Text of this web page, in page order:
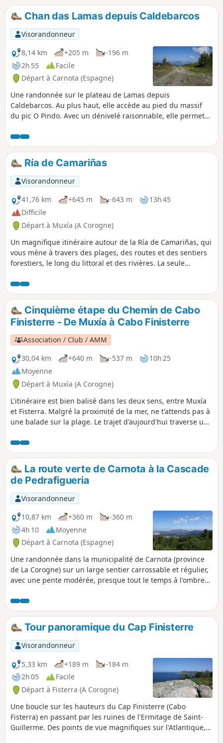
terre. Dans la descente du Monte Aro, on peut profiter de
belles vues sur la vallée de Xallas, notamment sur le grand
lac artificiel de Fervenza.
Chan das Lamas depuis Caldebarcos
Visorandonneur
8,14 km
+205 m
-196 m
2h 55
Facile
Départ à Carnota (Espagne)
Une randonnée sur le plateau de Lamas depuis
Caldebarcos. Au plus haut, elle accède au pied du massif
du pic O Pindo. Avec un dénivelé raisonnable, elle permet
aussi de nombreuses perspectives sur la Plage de Carnota,
les Isles Lobeira, Ezaro, la Ria de Corcubion et le Cap
Finisterre.
Ría de Camariñas
Visorandonneur
41,76 km
+645 m -643 m
13h 45
Difficile
Départ à Muxía (A Corogne)
Un magnifique itinéraire autour de la Ría de Camariñas, qui
vous mène à travers des plages, des routes et des sentiers
forestiers, le long du littoral et des rivières. La seule
montées raides à franchir.
Cinquième étape du Chemin de Cabo
Finisterre - De Muxía à Cabo Finisterre
Association / Club / AMM
30,04 km
+640 m -537 m
10h 25
Moyenne
Départ à Muxía (A Corogne)
L'itinéraire est bien balisé dans les deux sens, entre Muxía
et Fisterra. Malgré la proximité de la mer, ne t'attends pas à
une balade sur la plage. Le trajet d'aujourd'hui traverse un
forêts et des pentes difficiles. Tu croiseras peut-être des
randonneurs venant de Fisterra, alors dis-leur bonjour et
discute un peu avec eux. Commence tôt et cherche un
endroit pour déjeuner à Lires, un village situé à mi-chemin.
La route verte de Carnota à la Cascade
de Pedrafigueria
Visorandonneur
10,87 km
+360 m
-360 m
4h 10
Moyenne
Départ à Carnota (Espagne)
Une randonnée dans la municipalité de Carnota (province
de La Corogne) sur un large sentier carrossable et régulier,
avec une pente modérée, presque tout le temps à l'ombre
eucalyptus mais aussi pins, chênes, lauriers et châtaigniers.
Les points de vue sur la côte, la plage et la montagne du
Monte Pindo sont sans cesse renouvelés. Sur le chemin,
quelques pétroglyphes. Au bout de la montée, la belle
cascade de Pedrafigueria.
Tour panoramique du Cap Finisterre
Visorandonneur
5,33 km
+189 m
-184 m
2h 05
Facile
Départ à Fisterra (A Corogne)
Une boucle sur les hauteurs du Cap Finisterre (Cabo
Fisterra) en passant par les ruines de l'Ermitage de Saint-
Guillerme. Des points de vue magnifiques sur l'Atlantique,